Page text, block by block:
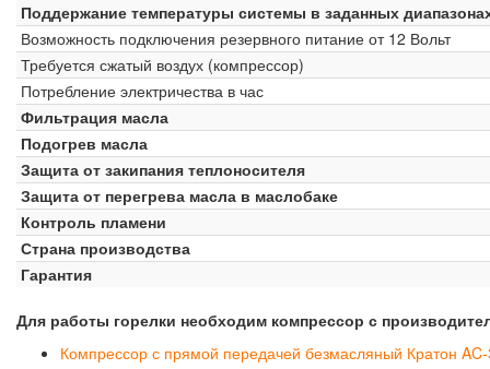
Поддержание температуры системы в заданных
Возможность подключения резервного питание от 12 Вольт
Требуется сжатый воздух (компрессор)
Потребление электричества в час
Фильтрация масла
Подогрев масла
Защита от закипания теплоносителя
Защита от перегрева масла в маслобаке
Контроль пламени
Страна производства
Гарантия
Для работы горелки необходим компрессор с
Компрессор с прямой передачей безмасляный Кратон